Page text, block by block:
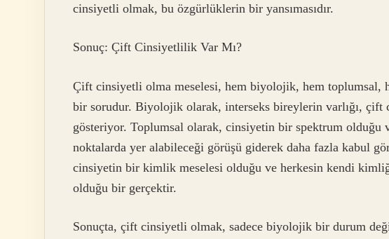
cinsiyetli olmak, bu özgürlüklerin bir yansımasıdır.
Sonuç: Çift Cinsiyetlilik Var Mı?
Çift cinsiyetli olma meselesi, hem biyolojik, hem toplumsal,
bir sorudur. Biyolojik olarak, interseks bireylerin varlığı,
gösteriyor. Toplumsal olarak, cinsiyetin bir spektrum olduğu
noktalarda yer alabileceği görüşü giderek daha fazla kabul
cinsiyetin bir kimlik meselesi olduğu ve herkesin kendi
olduğu bir gerçektir.
Sonuçta, çift cinsiyetli olmak, sadece biyolojik bir durum